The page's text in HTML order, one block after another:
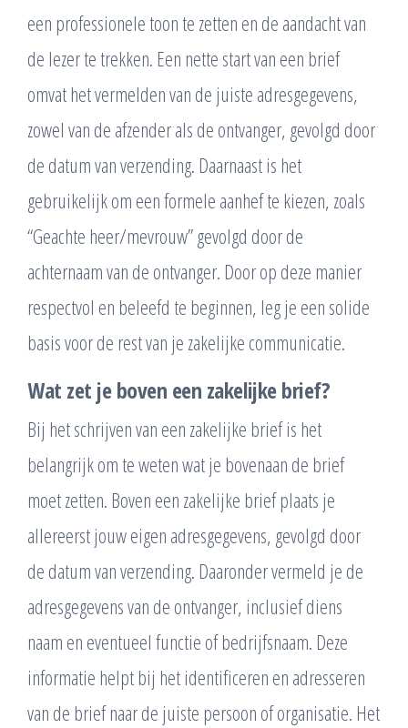
een professionele toon te zetten en de aandacht van
de lezer te trekken. Een nette start van een brief
omvat het vermelden van de juiste adresgegevens,
zowel van de afzender als de ontvanger, gevolgd door
de datum van verzending. Daarnaast is het
gebruikelijk om een formele aanhef te kiezen, zoals
“Geachte heer/mevrouw” gevolgd door de
achternaam van de ontvanger. Door op deze manier
respectvol en beleefd te beginnen, leg je een solide
basis voor de rest van je zakelijke communicatie.
Wat zet je boven een zakelijke brief?
Bij het schrijven van een zakelijke brief is het
belangrijk om te weten wat je bovenaan de brief
moet zetten. Boven een zakelijke brief plaats je
allereerst jouw eigen adresgegevens, gevolgd door
de datum van verzending. Daaronder vermeld je de
adresgegevens van de ontvanger, inclusief diens
naam en eventueel functie of bedrijfsnaam. Deze
informatie helpt bij het identificeren en adresseren
van de brief naar de juiste persoon of organisatie. Het